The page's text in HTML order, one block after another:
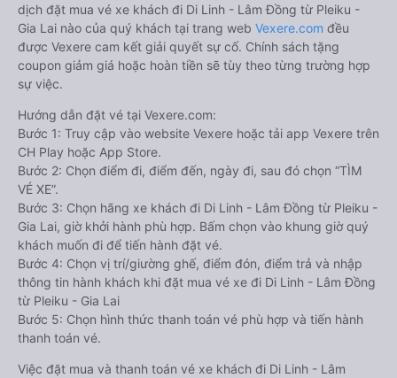
dịch đặt mua vé xe khách đi Di Linh - Lâm Đồng từ Pleiku -
Gia Lai nào của quý khách tại trang web Vexere.com đều
được Vexere cam kết giải quyết sự cố. Chính sách tặng
coupon giảm giá hoặc hoàn tiền sẽ tùy theo từng trường hợp
sự việc.
Hướng dẫn đặt vé tại Vexere.com:
Bước 1: Truy cập vào website Vexere hoặc tải app Vexere trên
CH Play hoặc App Store.
Bước 2: Chọn điểm đi, điểm đến, ngày đi, sau đó chọn “TÌM
VÉ XE”.
Bước 3: Chọn hãng xe khách đi Di Linh - Lâm Đồng từ Pleiku -
Gia Lai, giờ khởi hành phù hợp. Bấm chọn vào khung giờ quý
khách muốn đi để tiến hành đặt vé.
Bước 4: Chọn vị trí/giường ghế, điểm đón, điểm trả và nhập
thông tin hành khách khi đặt mua vé xe đi Di Linh - Lâm Đồng
từ Pleiku - Gia Lai
Bước 5: Chọn hình thức thanh toán vé phù hợp và tiến hành
thanh toán vé.
Việc đặt mua và thanh toán vé xe khách đi Di Linh - Lâm